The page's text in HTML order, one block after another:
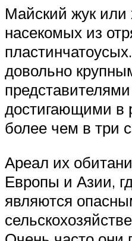
Майский жук или
насекомых из
довольно
достигающими в
более чем в три
Ареал их
Европы и Азии,
являются